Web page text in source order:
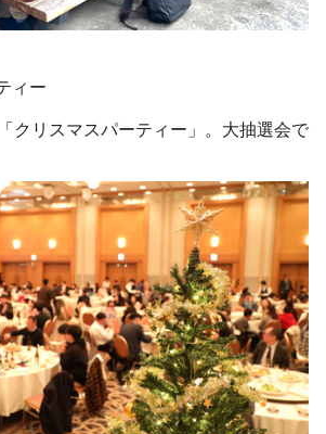
ィー
クリスマスパーティー」。大抽選会で